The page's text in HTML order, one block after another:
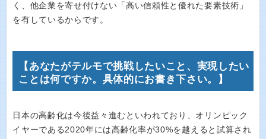
く、他企業を寄せ付けない「高い信頼性と優れた要素技術」
を有しているからです。
【あなたがテルモで挑戦したいこと、実現したい
ことは何ですか。具体的にお書き下さい。】
日本の高齢化は今後益々進むといわれており、オリンピック
イヤーである2020年には高齢化率が30%を越えると試算され